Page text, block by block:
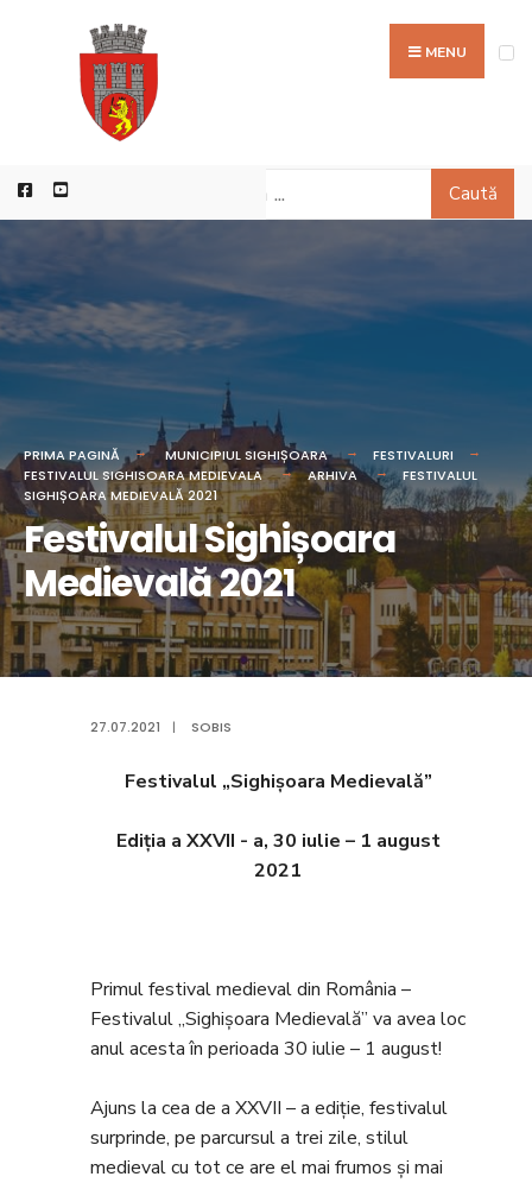
MENU
Caută
PRIMA PAGINĂ MUNICIPIUL SIGHIȘOARA
FESTIVALURI
FESTIVALUL SIGHISOARA MEDIEVALA
ARHIVA
FESTIVALUL
SIGHIȘOARA MEDIEVALĂ 2021
Festivalul Sighișoara
Medievală 2021
27.07.2021 | SOBIS
Festivalul „Sighişoara Medievală”
Ediția a XXVII - a, 30 iulie – 1 august
2021
Primul festival medieval din România –
Festivalul „Sighișoara Medievală” va avea loc
anul acesta în perioada 30 iulie – 1 august!
Ajuns la cea de a XXVII – a ediție, festivalul
surprinde, pe parcursul a trei zile, stilul
medieval cu tot ce are el mai frumos și mai